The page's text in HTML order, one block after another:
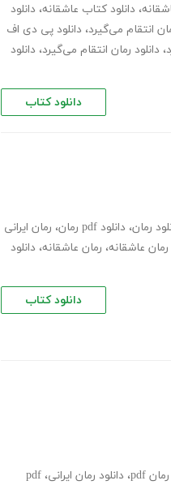
، دانلود کتاب عاشقانه، دانلود
، دانلود پی دی اف
، دانلود رمان انتقام می‌گیرد، دانلود
دانلود کتاب
رمان، دانلود pdf رمان ، رمان ایرانی
رمان عاشقانه، رمان عاشقانه، دانلود
دانلود کتاب
رمان pdf ، دانلود رمان ایرانی، pdf